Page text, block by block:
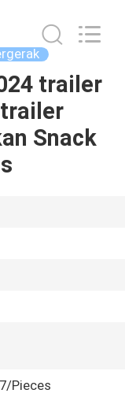
trailer
Snack
Pieces